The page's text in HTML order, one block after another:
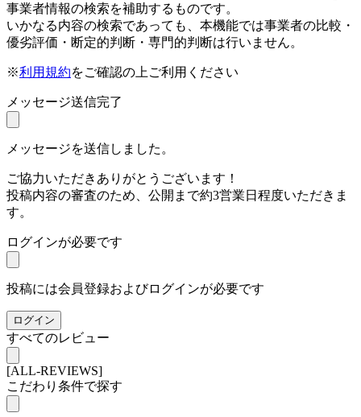
事業者情報の検索を補助するものです。
いかなる内容の検索であっても、本機能では事業者の比較・
優劣評価・断定的判断・専門的判断は行いません。
※利用規約をご確認の上ご利用ください
メッセージ送信完了
メッセージを送信しました。
ご協力いただきありがとうございます！
投稿内容の審査のため、公開まで約3営業日程度いただきま
す。
ログインが必要です
投稿には会員登録およびログインが必要です
ログイン
すべてのレビュー
[ALL-REVIEWS]
こだわり条件で探す